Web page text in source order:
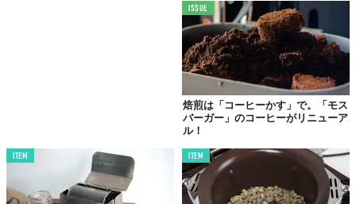
「暑い気候」と「甘さ」は
意外に合うのかも
NYLON Coffee Roasters」。なぜか集合団地内
の1階部分、しかもちょっとわかりにくい奥のほうにあります。
も「知ってる人だけが来てくれたらいい」という勝負に出ている
感じがして、グッときます。
ISSUE
焙煎は「コーヒーかす」で。「モス
バーガー」のコーヒーがリニューア
ル！
ITEM ITEM